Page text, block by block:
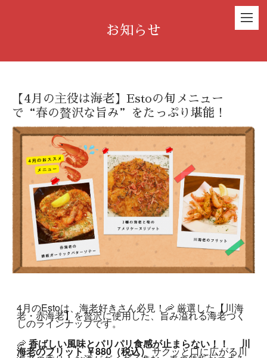
お知らせ
【4月の主役は海老】Estoの旬メニュー
で“春の贅沢な旨み”をたっぷり堪能！
4月のEstoは、海老好きさん必見！🦐 厳選した【川海
老・赤海老】を贅沢に使用した、旨み溢れる海老づく
しのラインナップです。
🦐 香ばしい風味とパリパリ食感が止まらない ！！ 川
海老のフリット ￥880（税込） サクッと口に広がる川